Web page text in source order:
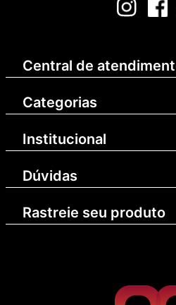
Central de
Categorias
Institucional
Dúvidas
Rastreie seu produto